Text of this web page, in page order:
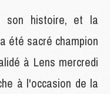
son histoire, et la
été sacré champion
à Lens mercredi
à l'occasion de la